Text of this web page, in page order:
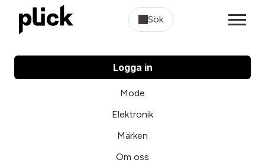
Sök
Logga in
Mode
Elektronik
Märken
Om oss